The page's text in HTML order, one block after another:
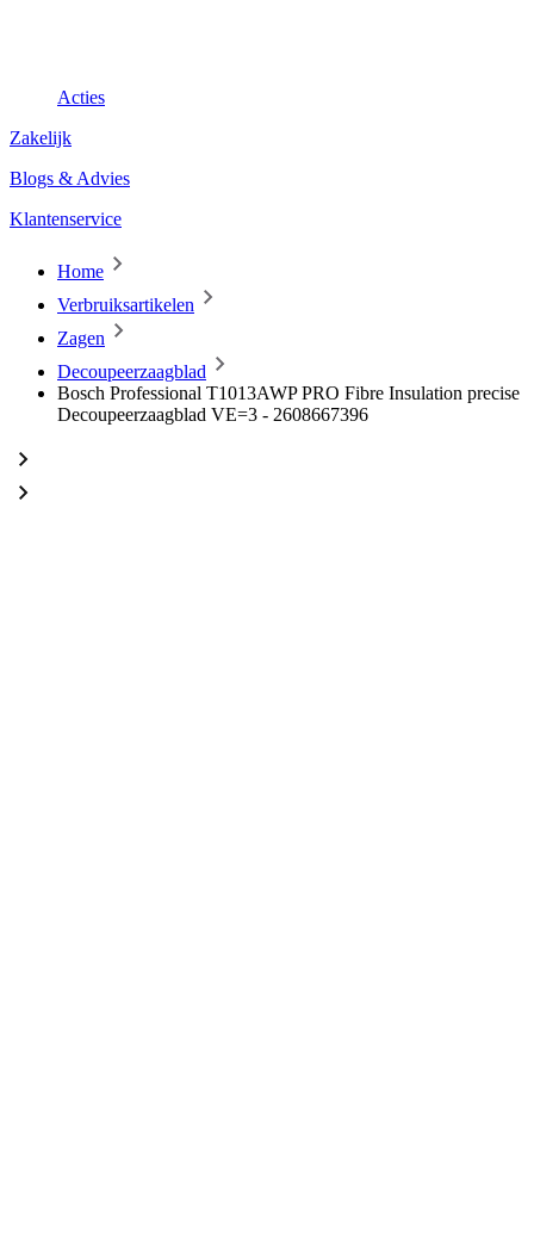
Acties
Zakelijk
Blogs & Advies
Klantenservice
Home
Verbruiksartikelen
Zagen
Decoupeerzaagblad
Bosch Professional T1013AWP PRO Fibre Insulation precise
Decoupeerzaagblad VE=3 - 2608667396